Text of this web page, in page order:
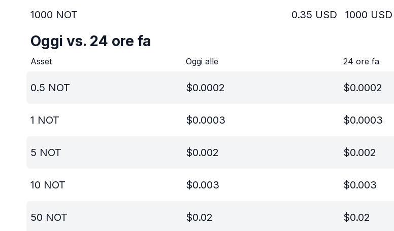
1000 NOT 0.35 USD 1000 USD
Oggi vs. 24 ore fa
Asset Oggi alle 24 ore fa
0.5 NOT $0.0002 $0.0002
1 NOT $0.0003 $0.0003
5 NOT $0.002 $0.002
10 NOT $0.003 $0.003
50 NOT $0.02 $0.02